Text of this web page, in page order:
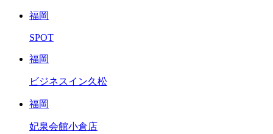
福岡
SPOT
福岡
ビジネスイン久松
福岡
妃泉会館小倉店